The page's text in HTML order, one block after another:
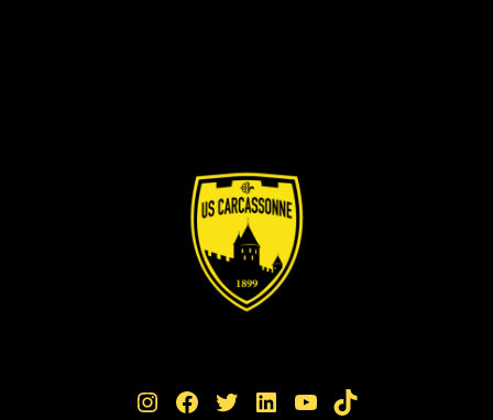
Instagram Facebook Twitter LinkedIn YouTube TikTok